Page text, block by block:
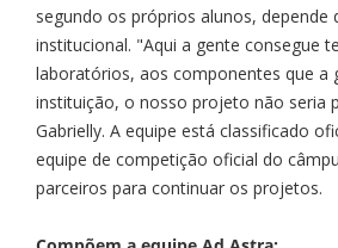
segundo os próprios alunos, depende
institucional. "Aqui a gente consegue
laboratórios, aos componentes que a
instituição, o nosso projeto não seria
Gabrielly. A equipe está classificado
equipe de competição oficial do
parceiros para continuar os projetos.